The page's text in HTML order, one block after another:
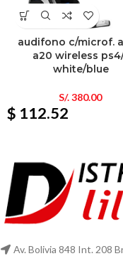
audifono c/microf.
a20 wireless
white/blue
S/.380.00
$ 112.52
Av. Bolivia 848 Int. 208